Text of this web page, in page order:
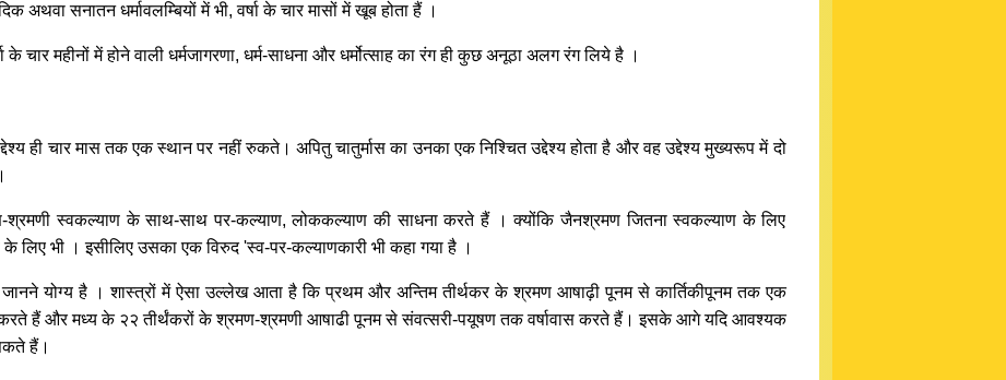
अथवा सनातन धर्मावलम्बियों में भी, वर्षा के चार मासों में खूब होता हैं ।
के चार महीनों में होने वाली धर्मजागरणा, धर्म-साधना और धर्मोत्साह का रंग ही कुछ अनूठा अलग रंग लिये है ।
ही चार मास तक एक स्थान पर नहीं रुकते। अपितु चातुर्मास का उनका एक निश्चित उद्देश्य होता है और वह उद्देश्य मुख्यरूप में दो
श्रमणी स्वकल्याण के साथ-साथ पर-कल्याण, लोककल्याण की साधना करते हैं । क्योंकि जैनश्रमण जितना स्वकल्याण के लिए
के लिए भी । इसीलिए उसका एक विरुद 'स्व-पर-कल्याणकारी भी कहा गया है ।
योग्य है । शास्त्रों में ऐसा उल्लेख आता है कि प्रथम और अन्तिम तीर्थकर के श्रमण आषाढ़ी पूनम से कार्तिकीपूनम तक एक
करते हैं और मध्य के २२ तीर्थंकरों के श्रमण-श्रमणी आषाढी पूनम से संवत्सरी-पयूषण तक वर्षावास करते हैं। इसके आगे यदि आवश्यक
हैं।